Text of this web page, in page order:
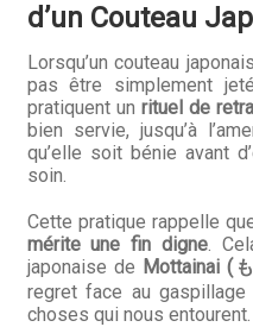
d’un Couteau
Lorsqu’un couteau
pas être simplement
pratiquent un rituel de
bien servie, jusqu’à
qu’elle soit bénie avant
soin.
Cette pratique rappelle
mérite une fin digne .
japonaise de Mottainai (
regret face au
choses qui nous entourent.